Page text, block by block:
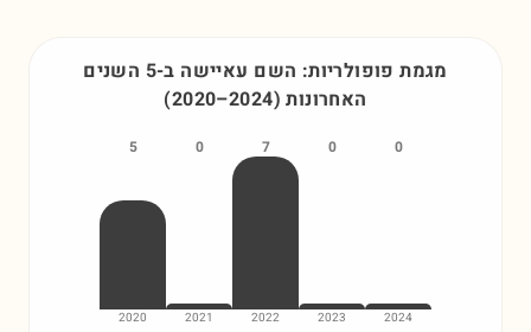
מגמת פופולריות: השם עאיישה
ב-5 השנים
האחרונות
(2020–2024)
0
2024
0
2023
7
2022
0
2021
5
2020